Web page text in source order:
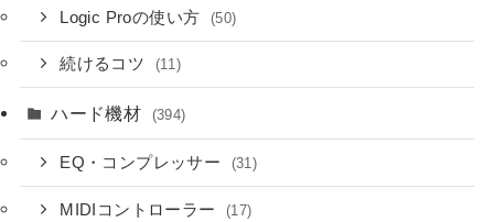
Logic Proの使い方 (50)
続けるコツ (11)
ハード機材 (394)
EQ・コンプレッサー (31)
MIDIコントローラー (17)